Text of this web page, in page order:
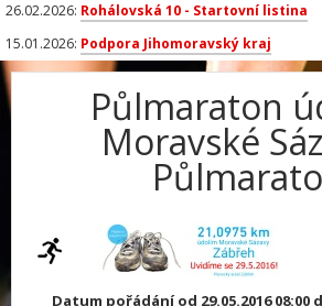
26.02.2026: Rohálovská 10 - Startovní listina
15.01.2026: Podpora Jihomoravský kraj
Půlmaraton
Moravské
Datum pořádání od 29.05.2016 08:00